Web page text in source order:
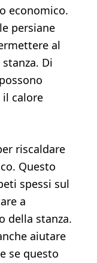
economico.
persiane
al
Di
il calore
riscaldare
Questo
spessi sul
a
della stanza.
aiutare
se questo